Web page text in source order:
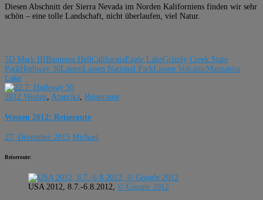
Diesen Abschnitt der Sierra Nevada im Norden Kaliforniens finden wir sehr
schön – eine tolle Landschaft, nicht überlaufen, viel Natur.
5D Mark IIIBumpess Hell CaliforniaEagle LakeGrizzly Creek State
ParkHighway 36LassenLassen National ParkLassen VolcanicManzanita
Lake
2012 Westen Amerika Reiseroute
Westen 2012: Reiseroute
27. Dezember 2015 Michael
Reiseroute:
USA 2012, 8.7.-6.8.2012, © Google 2012